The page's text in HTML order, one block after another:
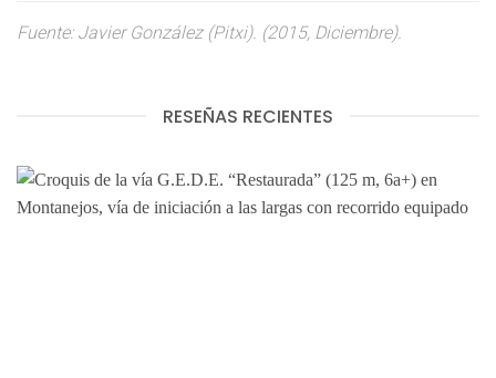
Fuente: Javier González (Pitxi). (2015, Diciembre).
RESEÑAS RECIENTES